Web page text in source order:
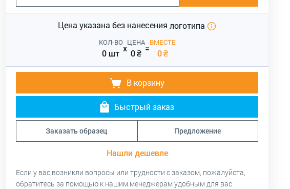
Цена указана без нанесения логотипа
КОЛ-ВО
0 шт x
ЦЕНА
0₴ =
ВМЕСТЕ
0₴
В корзину
Быстрый заказ
Заказать образец Предложение
Нашли дешевле
Если у вас возникли вопросы или трудности с заказом, пожалуйста,
обратитесь за помощью к нашим менеджерам удобным для вас